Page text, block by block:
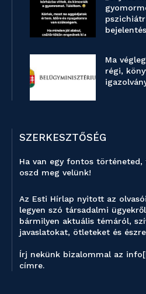
Ma
régi,
SZERKESZTŐSÉG
Ha van egy fontos történeted,
oszd meg velünk!
Az Esti Hírlap nyitott az
legyen szó társadalmi
bármilyen aktuális témáról,
javaslatokat, ötleteket és
Írj nekünk bizalommal az
címre.